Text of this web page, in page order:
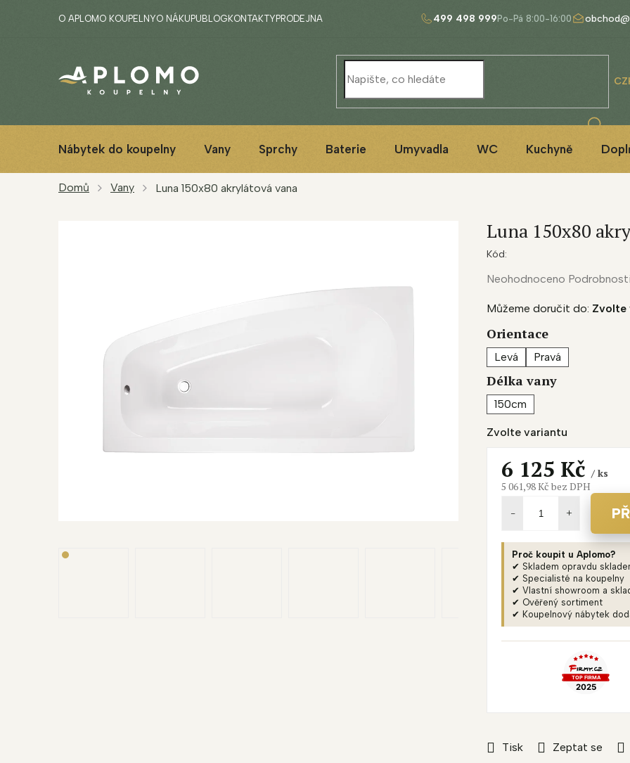
499 498 999
O APLOMO KOUPELNYO NÁKUPU BLOG KONTAKTY PRODEJNA
Nábytek do koupelny Vany Sprchy Baterie Umyvadla WC Kuchyně
Domů Vany Luna 150x80 akrylátová vana
Zvolte variantu
Můžeme doručit do: Zvolte
Orientace
Levá Pravá
Délka vany
150cm
Tisk Zeptat se
Luna 150x80
Kód:
Průměrné
produktu
0,0
5
hvězdiček.
Neohodnoceno
6 125 Kč/ ks
5 061,98 Kč bez DPH
Proč koupit u Aplomo?
✔ Skladem opravdu
✔ Specialisté na koupelny
✔ Vlastní showroom a
✔ Ověřený sortiment
✔ Koupelnový nábytek